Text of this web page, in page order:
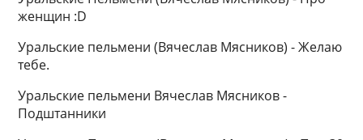
женщин :D
Уральские пельмени (Вячеслав Мясников) - Желаю
тебе.
Уральские пельмени Вячеслав Мясников -
Подштанники